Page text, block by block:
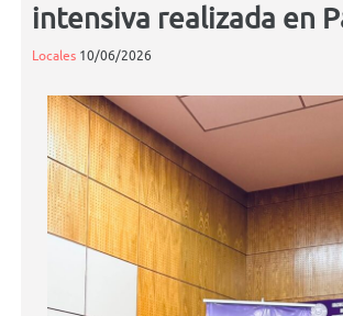
intensiva realizada en
Locales 10/06/2026